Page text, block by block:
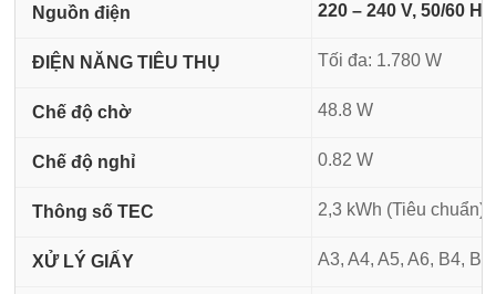
Nguồn điện 220 – 240 V, 50/60 Hz
ĐIỆN NĂNG TIÊU THỤ Tối đa: 1.780 W
Chế độ chờ 48.8 W
Chế độ nghỉ 0.82 W
Thông số TEC 2,3 kWh (Tiêu chuẩn)
XỬ LÝ GIẤY A3, A4, A5, A6, B4,